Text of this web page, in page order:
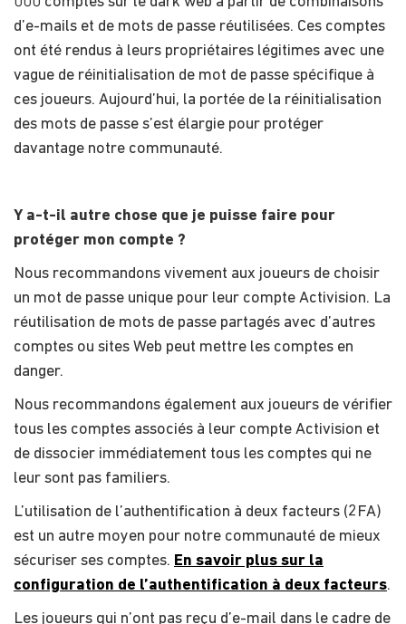
d’e-mails et de mots de passe réutilisées. Ces comptes
ont été rendus à leurs propriétaires légitimes avec une
vague de réinitialisation de mot de passe spécifique à
ces joueurs. Aujourd’hui, la portée de la réinitialisation
des mots de passe s’est élargie pour protéger
davantage notre communauté.
Y a-t-il autre chose que je puisse faire pour
protéger mon compte ?
Nous recommandons vivement aux joueurs de choisir
un mot de passe unique pour leur compte Activision. La
réutilisation de mots de passe partagés avec d’autres
comptes ou sites Web peut mettre les comptes en
danger.
Nous recommandons également aux joueurs de vérifier
tous les comptes associés à leur compte Activision et
de dissocier immédiatement tous les comptes qui ne
leur sont pas familiers.
L’utilisation de l’authentification à deux facteurs (2FA)
est un autre moyen pour notre communauté de mieux
sécuriser ses comptes. En savoir plus sur la
configuration de l’authentification à deux facteurs.
Les joueurs qui n’ont pas reçu d’e-mail dans le cadre de